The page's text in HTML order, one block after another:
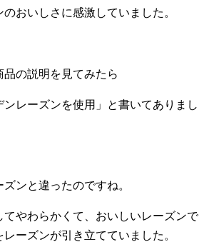
おいしさに感激していました。
の説明を見てみたら
ンレーズンを使用」と書いてありまし
ンと違ったのですね。
てやわらかくて、おいしいレーズンで
ーズンが引き立てていました。